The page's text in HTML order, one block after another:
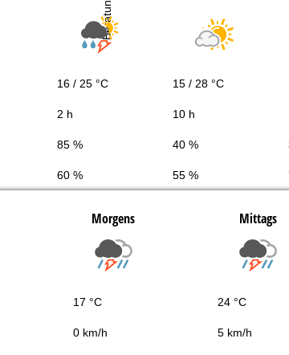
Beratung
16 / 25 °C 15 / 28 °C
2 h 10 h
85 % 40 %
60 % 55 %
Morgens Mittags
17 °C 24 °C
0 km/h 5 km/h